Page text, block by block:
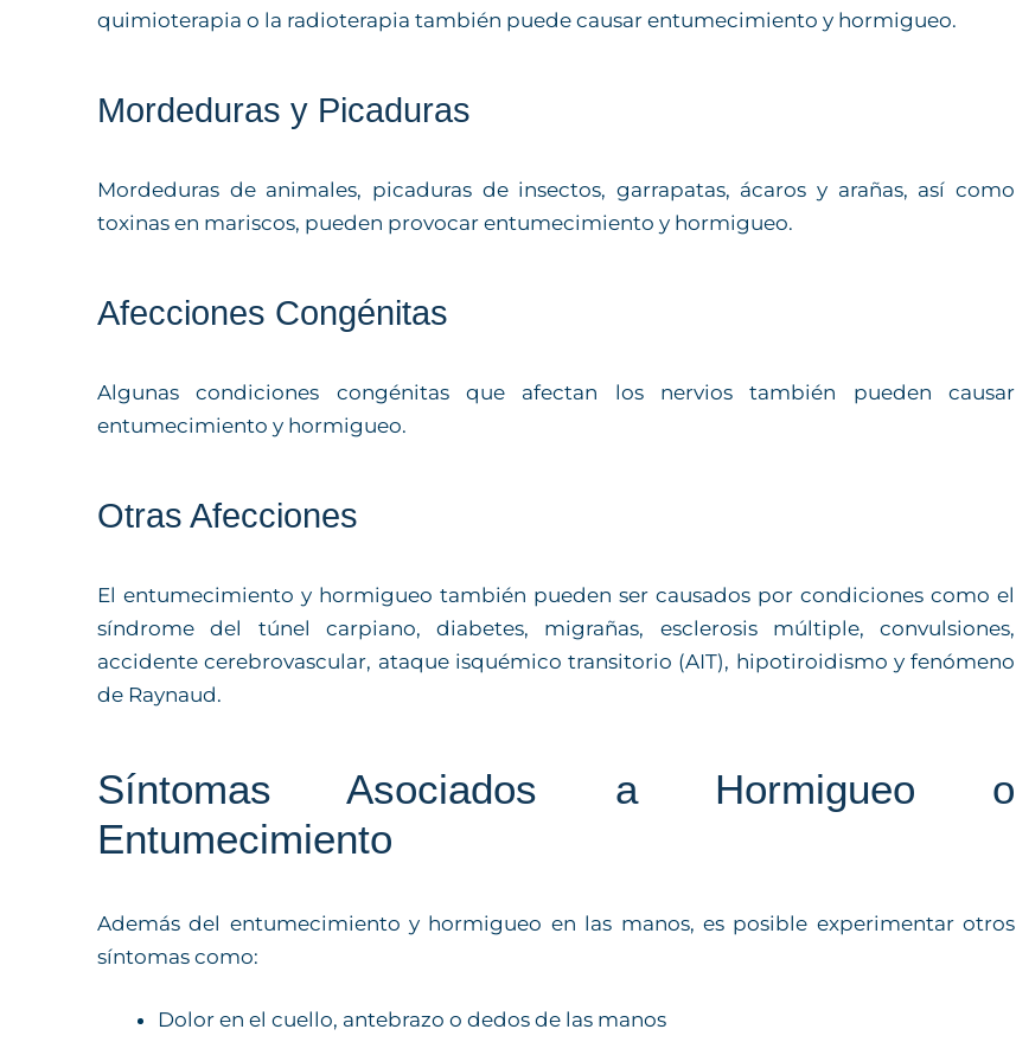
quimioterapia o la radioterapia también puede causar entumecimiento y hormigueo.
Mordeduras y Picaduras
Mordeduras de animales, picaduras de insectos, garrapatas, ácaros y arañas, así como
toxinas en mariscos, pueden provocar entumecimiento y hormigueo.
Afecciones Congénitas
Algunas condiciones congénitas que afectan los nervios también pueden causar
entumecimiento y hormigueo.
Otras Afecciones
El entumecimiento y hormigueo también pueden ser causados por condiciones como el
síndrome del túnel carpiano, diabetes, migrañas, esclerosis múltiple, convulsiones,
accidente cerebrovascular, ataque isquémico transitorio (AIT), hipotiroidismo y fenómeno
de Raynaud.
Síntomas Asociados a Hormigueo o
Entumecimiento
Además del entumecimiento y hormigueo en las manos, es posible experimentar otros
síntomas como:
Dolor en el cuello, antebrazo o dedos de las manos